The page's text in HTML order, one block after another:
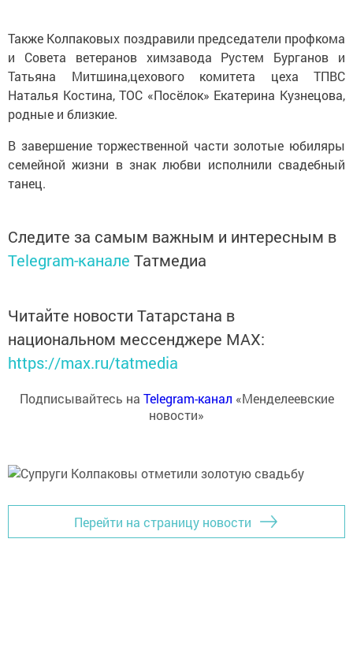
Также Колпаковых поздравили председатели профкома
и Совета ветеранов химзавода Рустем Бурганов и
Татьяна Митшина,цехового комитета цеха ТПВС
Наталья Костина, ТОС «Посёлок» Екатерина Кузнецова,
родные и близкие.
В завершение торжественной части золотые юбиляры
семейной жизни в знак любви исполнили свадебный
танец.
Следите за самым важным и интересным в
Telegram-канале Татмедиа
Читайте новости Татарстана в
национальном мессенджере MАХ:
https://max.ru/tatmedia
Подписывайтесь на Telegram-канал «Менделеевские
новости»
Перейти на страницу новости